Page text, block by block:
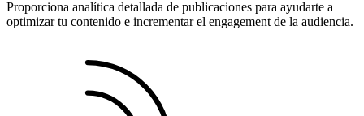
Proporciona analítica detallada de publicaciones para ayudarte a
optimizar tu contenido e incrementar el engagement de la audiencia.